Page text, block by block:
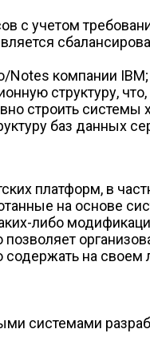
с учетом
компании
структуру, что,
строить системы
баз данных
платформ, в
на основе
либо
на своем
системами